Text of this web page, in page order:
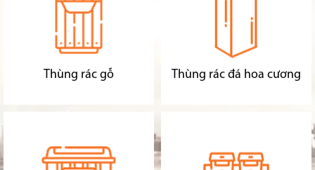
Thùng rác gỗ Thùng rác đá hoa cương